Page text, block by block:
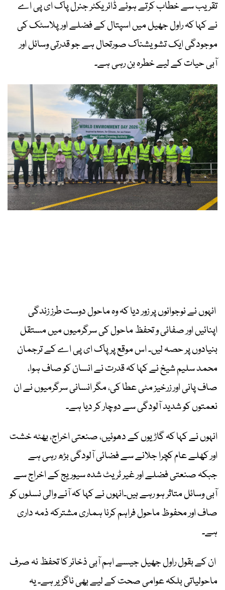
تقریب سے خطاب کرتے ہوئے ڈائریکٹر جنرل پاک ای پی اے
نے کہا کہ راول جھیل میں اسپتال کے فضلے اور پلاسٹک کی
موجودگی ایک تشویشناک صورتحال ہے جو قدرتی وسائل اور
آبی حیات کے لیے خطرہ بن رہی ہے۔
انہوں نے نوجوانوں پر زور دیا کہ وہ ماحول دوست طرز زندگی
اپنائیں اور صفائی و تحفظ ماحول کی سرگرمیوں میں مستقل
بنیادوں پر حصہ لیں۔ اس موقع پر پاک ای پی اے کے ترجمان
محمد سلیم شیخ نے کہا کہ قدرت نے انسان کو صاف ہوا،
صاف پانی اور زرخیز مٹی عطا کی، مگر انسانی سرگرمیوں نے ان
نعمتوں کو شدید آلودگی سے دوچار کر دیا ہے۔
انہوں نے کہا کہ گاڑیوں کے دھوئیں، صنعتی اخراج، بھٹہ خشت
اور کھلے عام کچرا جلانے سے فضائی آلودگی بڑھ رہی ہے
جبکہ صنعتی فضلے اور غیر ٹریٹ شدہ سیوریج کے اخراج سے
آبی وسائل متاثر ہو رہے ہیں۔انہوں نے کہا کہ آنے والی نسلوں کو
صاف اور محفوظ ماحول فراہم کرنا ہماری مشترکہ ذمہ داری
ہے۔
ان کے بقول راول جھیل جیسے اہم آبی ذخائر کا تحفظ نہ صرف
ماحولیاتی بلکہ عوامی صحت کے لیے بھی ناگزیر ہے۔ یہ